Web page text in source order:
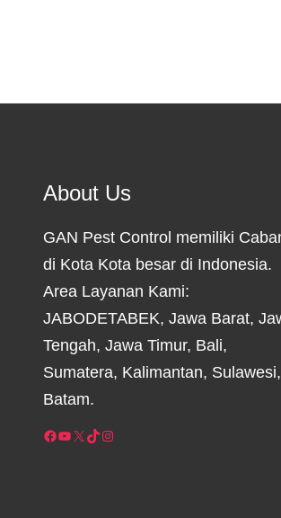
About Us
GAN Pest Control memiliki
di Kota Kota besar di Indonesia.
Area Layanan Kami:
JABODETABEK, Jawa Barat,
Tengah, Jawa Timur, Bali,
Sumatera, Kalimantan, Sulawesi,
Batam.
Facebook YouTube X TikTok Instagram